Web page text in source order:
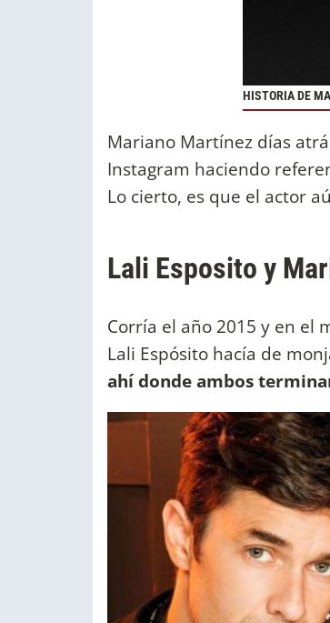
HISTORIA DE
Mariano Martínez días
Instagram haciendo
Lo cierto, es que el actor
Lali Esposito y
Corría el año 2015 y en el
Lali Espósito hacía de
ahí donde ambos